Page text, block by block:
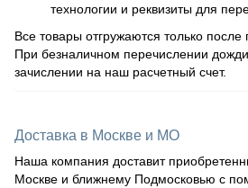
технологии и реквизиты для
Все товары отгружаются только
При безналичном перечислении
зачислении на наш расчетный счет.
Доставка в Москве и МО
Наша компания доставит
Москве и ближнему Подмосковью с